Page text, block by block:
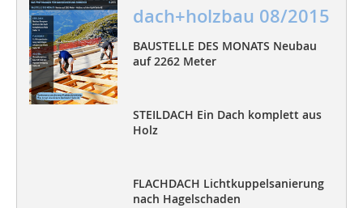
dach+holzbau 08/2015
BAUSTELLE DES MONATS Neubau
auf 2262 Meter
STEILDACH Ein Dach komplett aus
Holz
FLACHDACH Lichtkuppelsanierung
nach Hagelschaden